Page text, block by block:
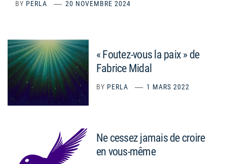
BY PERLA 20 NOVEMBRE 2024
« Foutez-vous la paix » de
Fabrice Midal
BY PERLA 1 MARS 2022
Ne cessez jamais de croire
en vous-même